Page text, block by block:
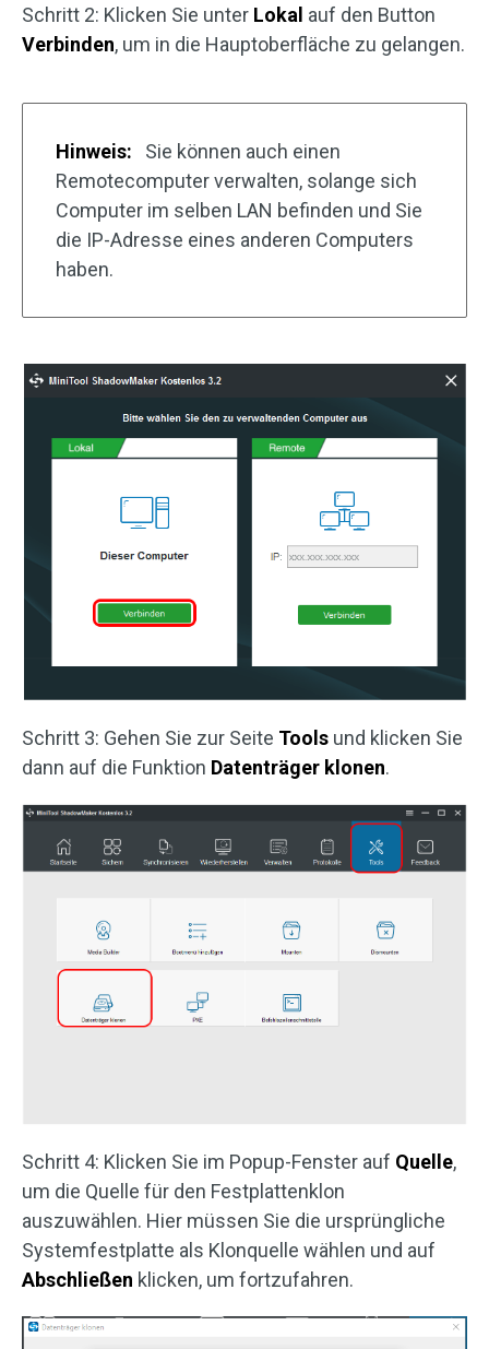
Schritt 2: Klicken Sie unter Lokal auf den Button
Verbinden, um in die Hauptoberfläche zu gelangen.
Hinweis:
Sie können auch einen
Remotecomputer verwalten, solange sich
Computer im selben LAN befinden und Sie
die IP-Adresse eines anderen Computers
haben.
Schritt 3: Gehen Sie zur Seite Tools und klicken Sie
dann auf die Funktion Datenträger klonen.
Schritt 4: Klicken Sie im Popup-Fenster auf Quelle,
um die Quelle für den Festplattenklon
auszuwählen. Hier müssen Sie die ursprüngliche
Systemfestplatte als Klonquelle wählen und auf
Abschließen klicken, um fortzufahren.